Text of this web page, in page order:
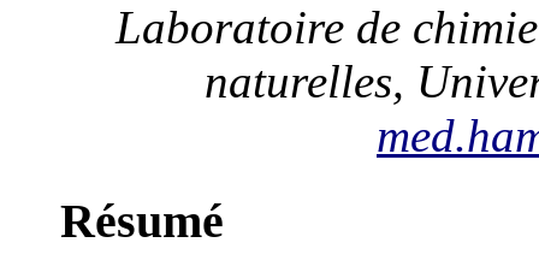
Laboratoire de
naturelles,
Résumé